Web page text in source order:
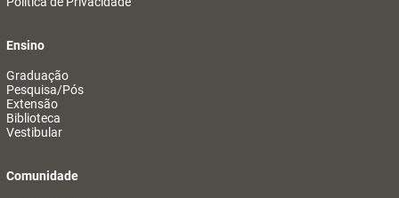
Ensino
Graduação
Pesquisa/Pós
Extensão
Biblioteca
Vestibular
Comunidade